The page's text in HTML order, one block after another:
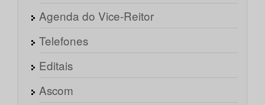
Agenda do Vice-Reitor
Telefones
Editais
Ascom